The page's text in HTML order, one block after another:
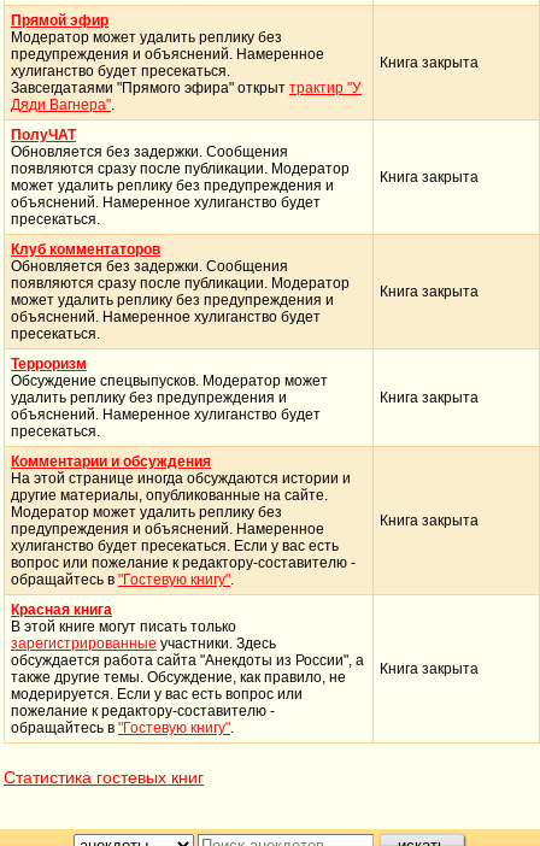
Прямой эфир
Модератор может удалить реплику без
предупреждения и объяснений. Намеренное
хулиганство будет пресекаться.
Завсегдатаями "Прямого эфира" открыт трактир "У
Дяди Вагнера".
Книга закрыта
ПолуЧАТ
Обновляется без задержки. Сообщения
появляются сразу после публикации. Модератор
может удалить реплику без предупреждения и
объяснений. Намеренное хулиганство будет
пресекаться.
Книга закрыта
Клуб комментаторов
Обновляется без задержки. Сообщения
появляются сразу после публикации. Модератор
может удалить реплику без предупреждения и
объяснений. Намеренное хулиганство будет
пресекаться.
Книга закрыта
Терроризм
Обсуждение спецвыпусков. Модератор может
удалить реплику без предупреждения и
объяснений. Намеренное хулиганство будет
пресекаться.
Книга закрыта
Комментарии и обсуждения
На этой странице иногда обсуждаются истории и
другие материалы, опубликованные на сайте.
Модератор может удалить реплику без
предупреждения и объяснений. Намеренное
хулиганство будет пресекаться. Если у вас есть
вопрос или пожелание к редактору-составителю -
обращайтесь в "Гостевую книгу".
Книга закрыта
Красная книга
В этой книге могут писать только
зарегистрированные участники. Здесь
обсуждается работа сайта "Анекдоты из России", а
также другие темы. Обсуждение, как правило, не
модерируется. Если у вас есть вопрос или
пожелание к редактору-составителю -
обращайтесь в "Гостевую книгу".
Книга закрыта
Статистика гостевых книг